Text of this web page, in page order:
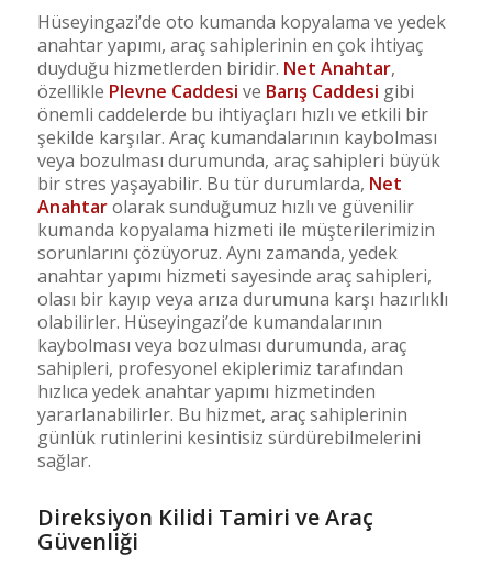
Hüseyingazi’de oto kumanda kopyalama ve yedek
anahtar yapımı, araç sahiplerinin en çok ihtiyaç
duyduğu hizmetlerden biridir. Net Anahtar,
özellikle Plevne Caddesi ve Barış Caddesi gibi
önemli caddelerde bu ihtiyaçları hızlı ve etkili bir
şekilde karşılar. Araç kumandalarının kaybolması
veya bozulması durumunda, araç sahipleri büyük
bir stres yaşayabilir. Bu tür durumlarda, Net
Anahtarolarak sunduğumuz hızlı ve güvenilir
kumanda kopyalama hizmeti ile müşterilerimizin
sorunlarını çözüyoruz. Aynı zamanda, yedek
anahtar yapımı hizmeti sayesinde araç sahipleri,
olası bir kayıp veya arıza durumuna karşı hazırlıklı
olabilirler. Hüseyingazi’de kumandalarının
kaybolması veya bozulması durumunda, araç
sahipleri, profesyonel ekiplerimiz tarafından
hızlıca yedek anahtar yapımı hizmetinden
yararlanabilirler. Bu hizmet, araç sahiplerinin
günlük rutinlerini kesintisiz sürdürebilmelerini
sağlar.
Direksiyon Kilidi Tamiri ve Araç
Güvenliği